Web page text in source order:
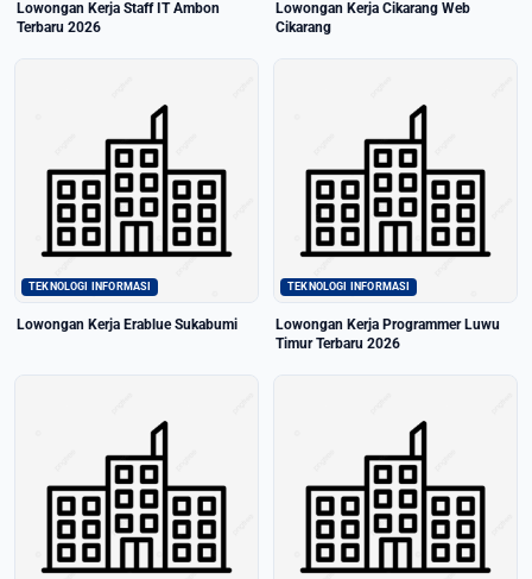
Lowongan Kerja Staff IT Ambon
Terbaru 2026
Lowongan Kerja Cikarang Web
Cikarang
TEKNOLOGI INFORMASI
Lowongan Kerja Erablue Sukabumi
TEKNOLOGI INFORMASI
Lowongan Kerja Programmer Luwu
Timur Terbaru 2026